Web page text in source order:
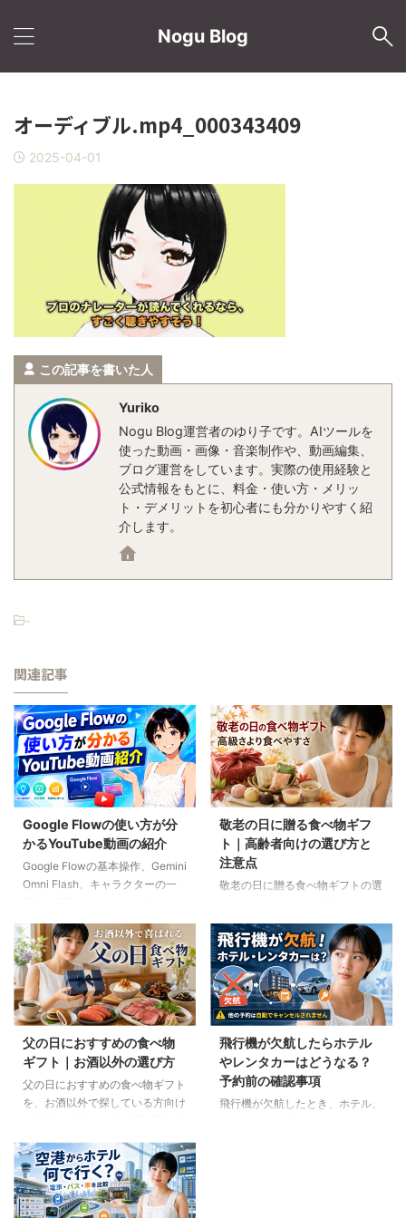
Nogu Blog
オーディブル.mp4_000343409
2025-04-01
この記事を書いた人
Yuriko
Nogu Blog運営者のゆり子です。AIツールを
使った動画・画像・音楽制作や、動画編集、
ブログ運営をしています。実際の使用経験と
公式情報をもとに、料金・使い方・メリッ
ト・デメリットを初心者にも分かりやすく紹
介します。
-
関連記事
Google Flowの使い方が分
かるYouTube動画の紹介
Google Flowの基本操作、Gemini
Omni Flash、キャラクターの一
研究室の長編動画18本を、目的別
に分かりやすく紹介します。
敬老の日に贈る食べ物ギフ
ト｜高齢者向けの選び方と
注意点
敬老の日に贈る食べ物ギフトの選
力や好み、食事制限、保存方法に
配慮しながら、和菓子、スープ、
ご飯のお供、やわらか食などの候
補をわかりやすく解説します。
父の日におすすめの食べ物
ギフト｜お酒以外の選び方
父の日におすすめの食べ物ギフト
を、お酒以外で探している方向け
など、父の好みに合わせた選び方
と注意点を解説します。
飛行機が欠航したらホテル
やレンタカーはどうなる？
予約前の確認事項
飛行機が欠航したとき、ホテル、